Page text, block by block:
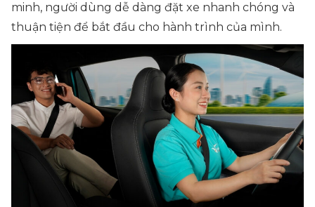
minh, người dùng dễ dàng đặt xe nhanh chóng và
thuận tiện để bắt đầu cho hành trình của mình.